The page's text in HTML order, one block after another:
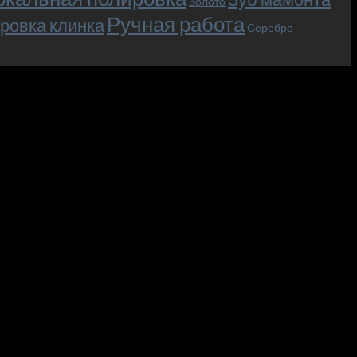
клинкаРучная работа Серебро